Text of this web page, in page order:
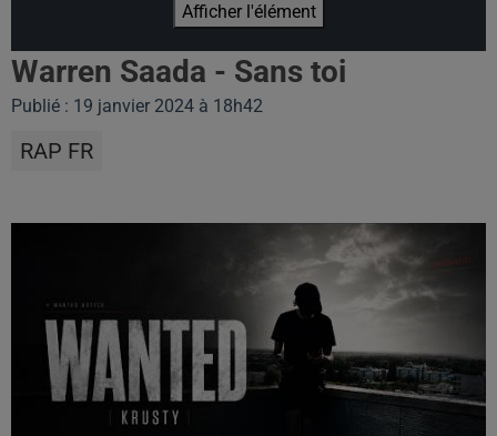
Afficher l'élément
Warren Saada - Sans toi
Publié : 19 janvier 2024 à 18h42
RAP FR